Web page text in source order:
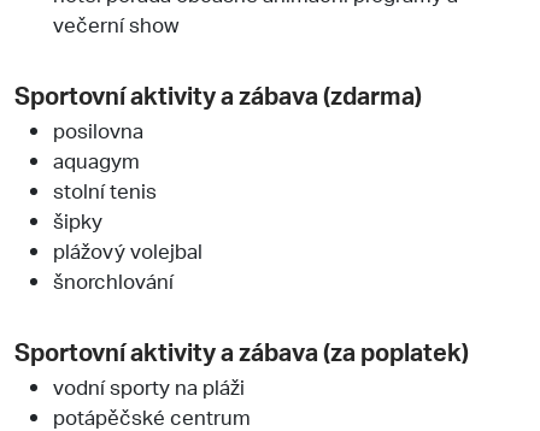
večerní show
Sportovní aktivity a zábava (zdarma)
posilovna
aquagym
stolní tenis
šipky
plážový volejbal
šnorchlování
Sportovní aktivity a zábava (za poplatek)
vodní sporty na pláži
potápěčské centrum